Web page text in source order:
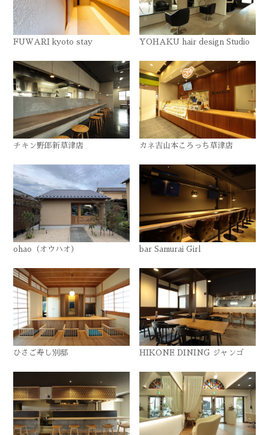
FUWARI kyoto stay YOHAKU hair design Studio
チキン野郎新草津店 カネ吉山本ころっち草津店
ohao（オウハオ） bar Samurai Girl
ひさご寿し別邸 HIKONE DINING ジャンゴ